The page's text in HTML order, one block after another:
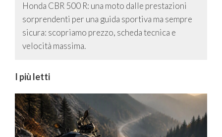
Honda CBR 500 R: una moto dalle prestazioni
sorprendenti per una guida sportiva ma sempre
sicura: scopriamo prezzo, scheda tecnica e
velocità massima.
I più letti